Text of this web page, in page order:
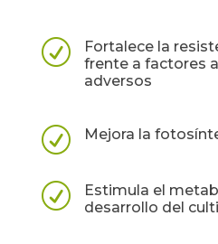
R
Fortalece la
frente a factores
adversos
R Mejora la
R
Estimula el
desarrollo del